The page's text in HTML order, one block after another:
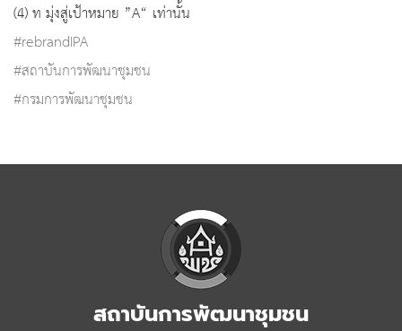
(4) ท มุ่งสู่เป้าหมาย ”A“ เท่านั้น
#rebrandIPA
#สถาบันการพัฒนาชุมชน
#กรมการพัฒนาชุมชน
สถาบันการพัฒนาชุมชน